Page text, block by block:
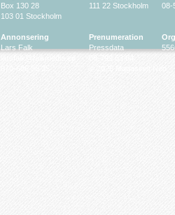
Box 130 28
103 01 Stockholm
Annonsering
Lars Falk
111 22 Stockholm
Prenumeration
Pressdata
08-